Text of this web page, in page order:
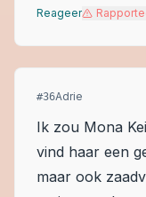
Reageer
#36Adrie
Ik zou Mona
vind haar een
maar ook